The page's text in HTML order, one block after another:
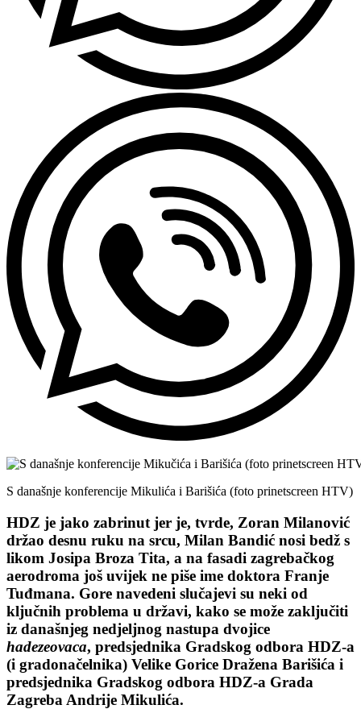
S današnje konferencije Mikulića i Barišića (foto prinetscreen HTV)
HDZ je jako zabrinut jer je, tvrde, Zoran Milanović
držao desnu ruku na srcu, Milan Bandić nosi bedž s
likom Josipa Broza Tita, a na fasadi zagrebačkog
aerodroma još uvijek ne piše ime doktora Franje
Tuđmana. Gore navedeni slučajevi su neki od
ključnih problema u državi, kako se može zaključiti
iz današnjeg nedjeljnog nastupa dvojice
hadezeovaca, predsjednika Gradskog odbora HDZ-a
(i gradonačelnika) Velike Gorice Dražena Barišića i
predsjednika Gradskog odbora HDZ-a Grada
Zagreba Andrije Mikulića.